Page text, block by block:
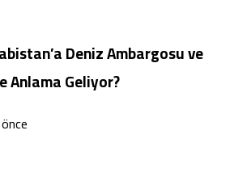
Deniz Ambargosu ve
Anlama Geliyor?